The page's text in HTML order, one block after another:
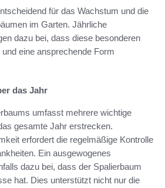
für das Wachstum und die
im Garten. Jährliche
dazu bei, dass diese besonderen
eine ansprechende Form
das Jahr
umfasst mehrere wichtige
gesamte Jahr erstrecken.
erfordert die regelmäßige Kontrolle
Ein ausgewogenes
dazu bei, dass der Spalierbaum
hat. Dies unterstützt nicht nur die